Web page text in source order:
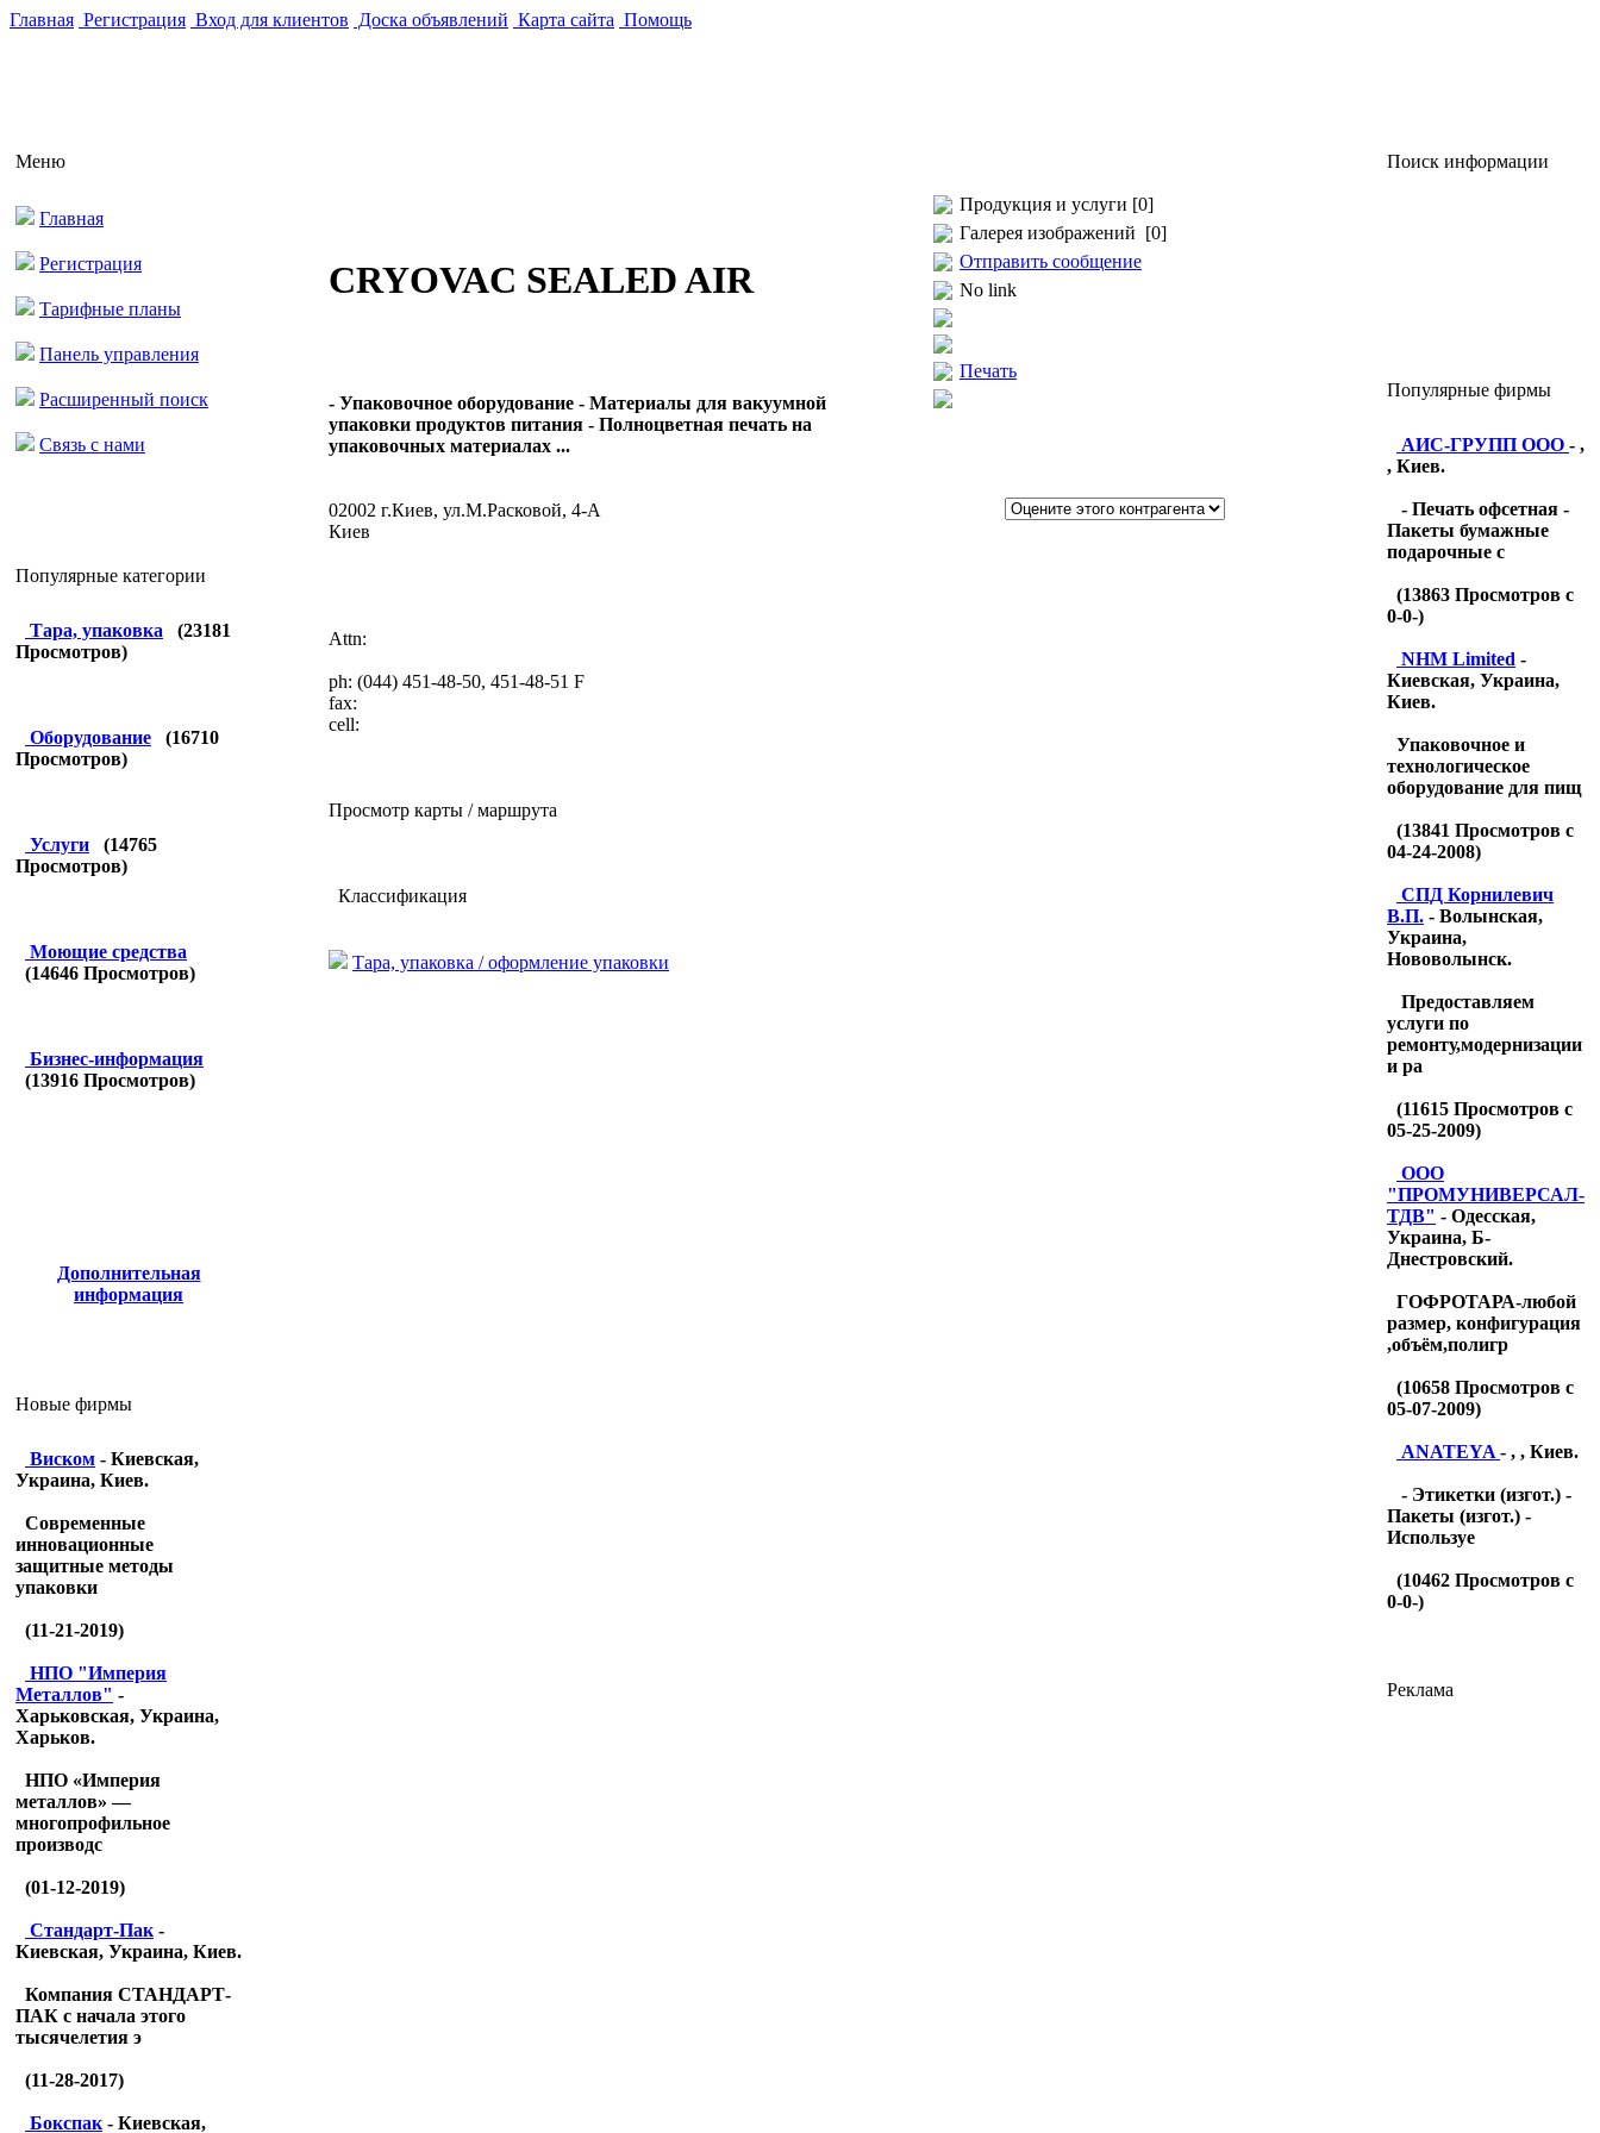
Главная Регистрация Вход для клиентов Доска объявлений Карта сайта Помощь
Меню
Главная
Регистрация
Тарифные планы
Панель управления
Расширенный поиск
Связь с нами
Популярные категории
Тара, упаковка (23181
Просмотров)
Оборудование (16710
Просмотров)
Услуги (14765
Просмотров)
Моющие средства
(14646 Просмотров)
Бизнес-информация
(13916 Просмотров)
Дополнительная
информация
Новые фирмы
Виском - Киевская,
Украина, Киев.
Современные
инновационные
защитные методы
упаковки
(11-21-2019)
НПО "Империя
Металлов" -
Харьковская, Украина,
Харьков.
НПО «Империя
металлов» —
многопрофильное
производс
(01-12-2019)
Стандарт-Пак -
Киевская, Украина, Киев.
Компания СТАНДАРТ-
ПАК с начала этого
тысячелетия э
(11-28-2017)
Бокспак - Киевская,
CRYOVAC SEALED AIR
- Упаковочное оборудование - Материалы для вакуумной
упаковки продуктов питания - Полноцветная печать на
упаковочных материалах ...
02002 г.Киев, ул.М.Расковой, 4-А
Киев
Attn:
ph: (044) 451-48-50, 451-48-51 F
fax:
cell:
Просмотр карты / маршрута
Классификация
Тара, упаковка / оформление упаковки
Продукция и услуги [0]
Галерея изображений [0]
Отправить сообщение
No link
Печать
Поиск информации
Популярные фирмы
АИС-ГРУПП ООО - ,
, Киев.
- Печать офсетная -
Пакеты бумажные
подарочные с
(13863 Просмотров с
0-0-)
NHM Limited -
Киевская, Украина,
Киев.
Упаковочное и
технологическое
оборудование для пищ
(13841 Просмотров с
04-24-2008)
CПД Корнилевич
В.П. - Волынская,
Украина,
Нововолынск.
Предоставляем
услуги по
ремонту,модернизации
и ра
(11615 Просмотров с
05-25-2009)
OOO
"ПРОМУНИВЕРСАЛ-
ТДB" - Одесская,
Украина, Б-
Днестровский.
ГОФРОТАРА-любой
размер, конфигурация
,объём,полигр
(10658 Просмотров с
05-07-2009)
ANATEYA - , , Киев.
- Этикетки (изгот.) -
Пакеты (изгот.) -
Используе
(10462 Просмотров с
0-0-)
Реклама